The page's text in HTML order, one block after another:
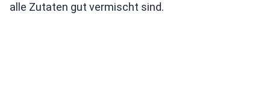
alle Zutaten gut vermischt sind.